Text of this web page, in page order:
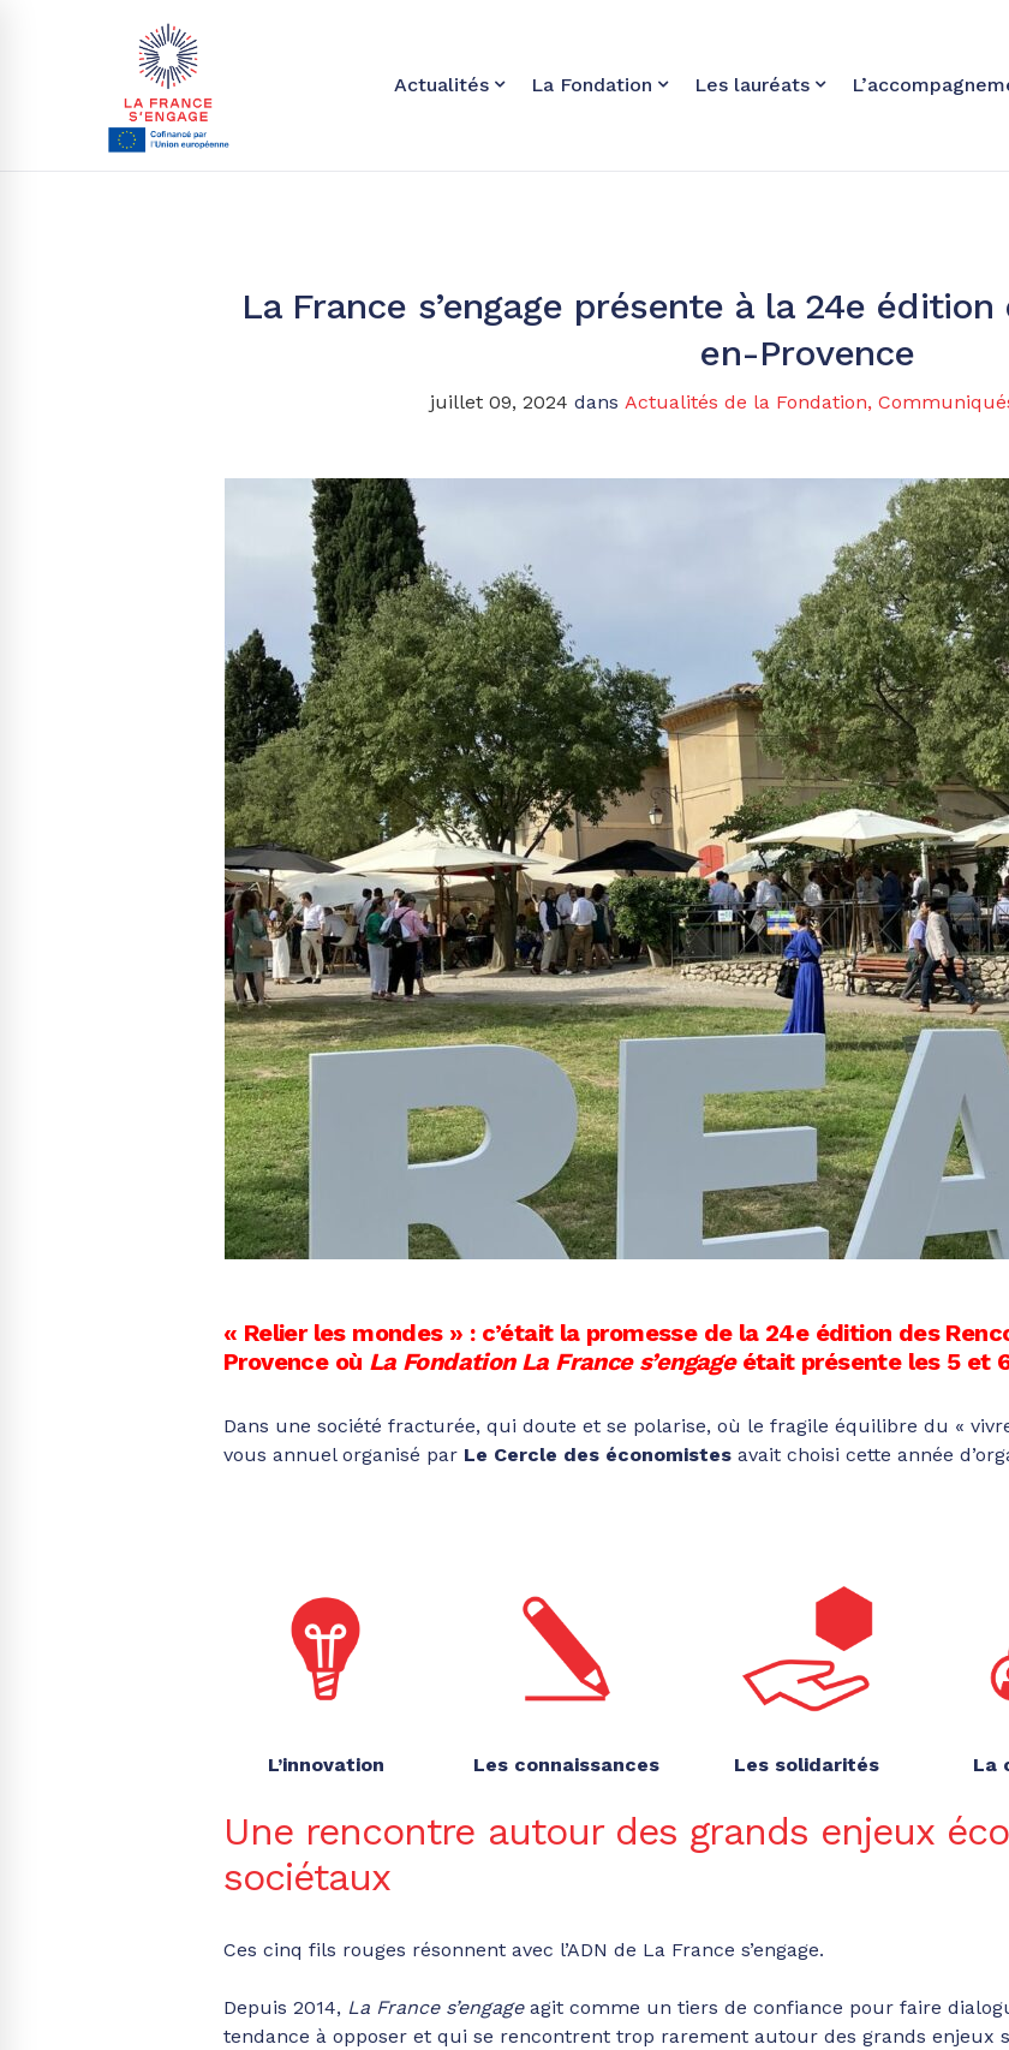
Actualités La Fondation Les lauréats
La France s’engage présente à la 24e édition
en-Provence
juillet 09, 2024 dans Actualités de la Fondation,
« Relier les mondes » : c’était la promesse de la 24e édition des
Provence où La Fondation La France s’engageétait présente les 5 et
Dans une société fracturée, qui doute et se polarise, où le fragile équilibre du «
vous annuel organisé par Le Cercle des économistes avait choisi cette année
L’innovation Les connaissances Les solidarités La
Une rencontre autour des grands enjeux
sociétaux
Ces cinq fils rouges résonnent avec l’ADN de La France s’engage.
Depuis 2014, La France s’engage agit comme un tiers de confiance pour faire
tendance à opposer et qui se rencontrent trop rarement autour des grands enjeux